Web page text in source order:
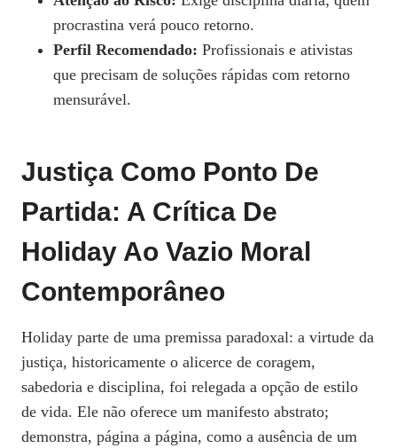
procrastina verá pouco retorno.
Perfil Recomendado: Profissionais e ativistas
que precisam de soluções rápidas com retorno
mensurável.
Justiça Como Ponto De
Partida: A Crítica De
Holiday Ao Vazio Moral
Contemporâneo
Holiday parte de uma premissa paradoxal: a virtude da
justiça, historicamente o alicerce de coragem,
sabedoria e disciplina, foi relegada a opção de estilo
de vida. Ele não oferece um manifesto abstrato;
demonstra, página a página, como a ausência de um